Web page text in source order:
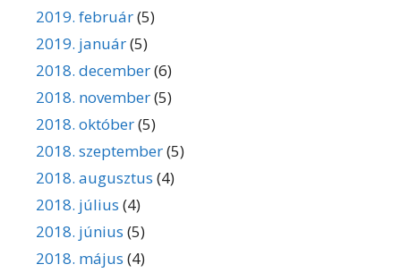
2019. február(5)
2019. január(5)
2018. december(6)
2018. november(5)
2018. október(5)
2018. szeptember(5)
2018. augusztus (4)
2018. július (4)
2018. június (5)
2018. május (4)